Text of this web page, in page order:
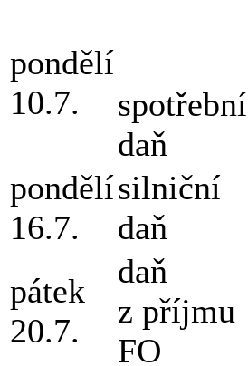
pondělí
10.7.
spotřební
daň
pondělí
16.7.
silniční
daň
pátek
20.7.
daň
z příjmu
FO